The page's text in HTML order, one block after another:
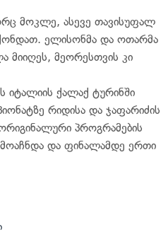
მოკლე, ასევე თავისუფალ
ელისონმა და ოთარმა
მიიღეს, მეორესთვის კი
იტალიის ქალაქ ტურინში
რიდისა და ჯაფარიძის
პროგრამების
და ფინალამდე ერთი